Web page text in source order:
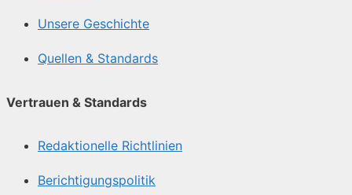
Unsere Geschichte
Quellen & Standards
Vertrauen & Standards
Redaktionelle Richtlinien
Berichtigungspolitik